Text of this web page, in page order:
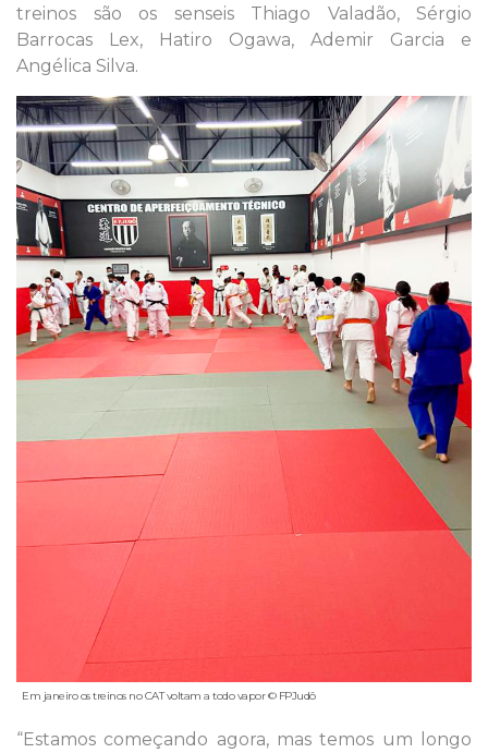
treinos são os senseis Thiago Valadão, Sérgio
Barrocas Lex, Hatiro Ogawa, Ademir Garcia e
Angélica Silva.
Em janeiro os treinos no CAT voltam a todo vapor © FPJudô
“Estamos começando agora, mas temos um longo